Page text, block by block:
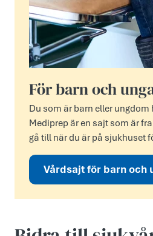
För barn och
Du som är barn eller
Mediprep är en sajt som är
gå till när du är på sjukhuset
Vårdsajt för barn och